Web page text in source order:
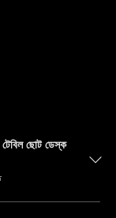
ছোট ডেস্ক